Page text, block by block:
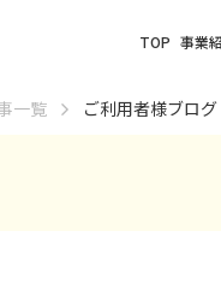
一覧 ご利用者様ブログ
TOP 事業